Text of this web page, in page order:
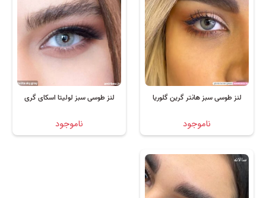
لنز طوسی سبز هانتر گرین گلوریا
ناموجود
لنز طوسی سبز لولیتا اسکای گری
ناموجود
سالانه